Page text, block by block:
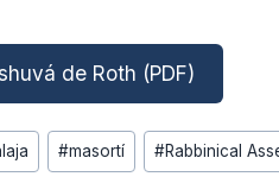
de Roth (PDF)
#masortí #Rabbinical